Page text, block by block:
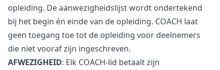
opleiding. De aanwezigheidslijst wordt ondertekend
bij het begin én einde van de opleiding. COACH laat
geen toegang toe tot de opleiding voor deelnemers
die niet vooraf zijn ingeschreven.
AFWEZIGHEID: Elk COACH-lid betaalt zijn